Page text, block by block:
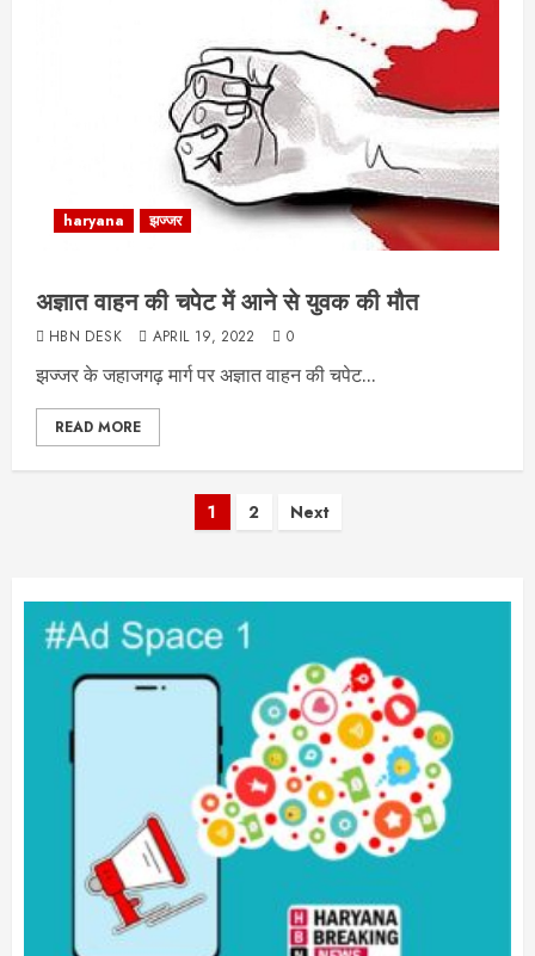
haryana झज्जर
अज्ञात वाहन की चपेट में आने से युवक की मौत
HBN DESK APRIL 19, 2022 0
झज्जर के जहाजगढ़ मार्ग पर अज्ञात वाहन की चपेट...
READ MORE
Posts
1 2 Next